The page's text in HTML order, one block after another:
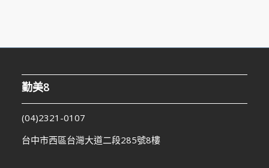
勤美8
(04)2321-0107
台中市西區台灣大道二段285號8樓